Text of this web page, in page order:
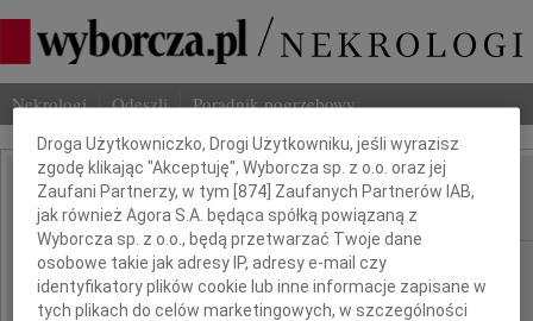
Nekrologi Odeszli Poradnik pogrzebowy
IMIĘ I NAZWISKO: Stanisław Deńko
REGION: Kraków
DATA EMISJI: 06.12.2021
Dbamy o Twoją prywatność
Droga Użytkowniczko, Drogi Użytkowniku, jeśli wyrazisz
zgodę klikając "Akceptuję", Wyborcza sp. z o.o. oraz jej
Zaufani Partnerzy, w tym [874] Zaufanych Partnerów IAB,
jak również Agora S.A. będąca spółką powiązaną z
Wyborcza sp. z o.o., będą przetwarzać Twoje dane
osobowe takie jak adresy IP, adresy e-mail czy
identyfikatory plików cookie lub inne informacje zapisane w
tych plikach do celów marketingowych, w szczególności